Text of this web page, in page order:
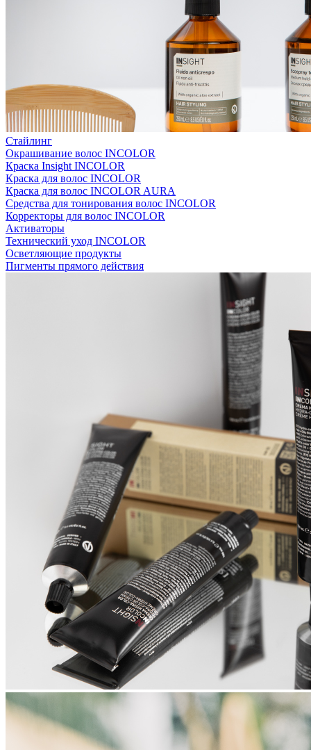
Стайлинг
Окрашивание волос INCOLOR
Краска Insight INCOLOR
Краска для волос INCOLOR
Краска для волос INCOLOR AURA
Средства для тонирования волос INCOLOR
Корректоры для волос INCOLOR
Активаторы
Технический уход INCOLOR
Осветляющие продукты
Пигменты прямого действия